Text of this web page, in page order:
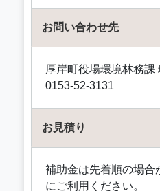
お問い合わせ先
厚岸町役場環境林務課
0153-52-3131
お見積り
補助金は先着順の場合
にご利用ください。